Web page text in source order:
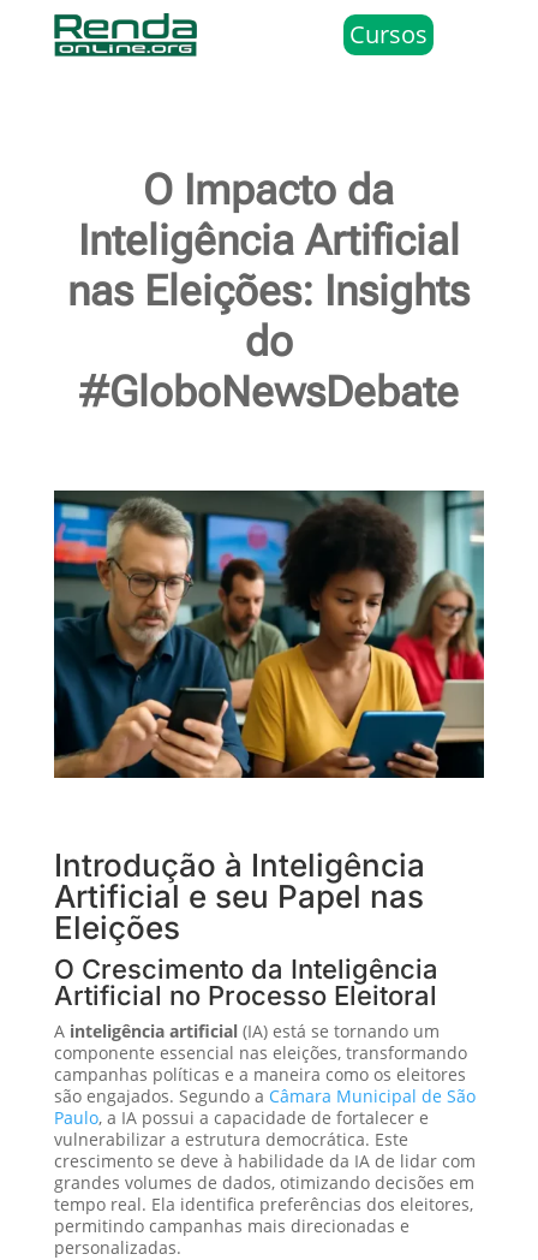
Cursos
O Impacto da
Inteligência Artificial
nas Eleições: Insights
do
#GloboNewsDebate
Introdução à Inteligência
Artificial e seu Papel nas
Eleições
O Crescimento da Inteligência
Artificial no Processo Eleitoral
A inteligência artificial(IA) está se tornando um
componente essencial nas eleições, transformando
campanhas políticas e a maneira como os eleitores
são engajados. Segundo a Câmara Municipal de São
Paulo, a IA possui a capacidade de fortalecer e
vulnerabilizar a estrutura democrática. Este
crescimento se deve à habilidade da IA de lidar com
grandes volumes de dados, otimizando decisões em
tempo real. Ela identifica preferências dos eleitores,
permitindo campanhas mais direcionadas e
personalizadas.